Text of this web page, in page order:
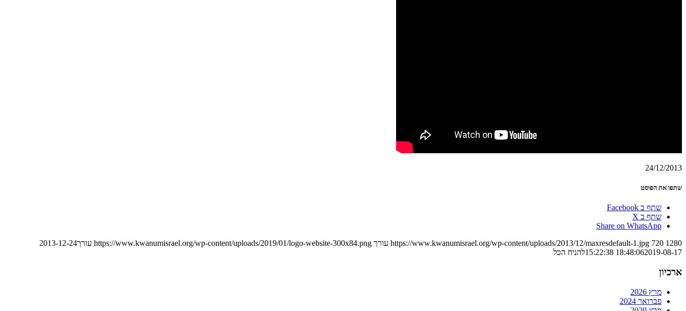
24/12/2013
שתפו את הפוסט
שתף ב Facebook
שתף ב X
Share on WhatsApp
https://www.kwanumisrael.org/wp-content/uploads/2013/12/maxresdefault-1.jpg 720 1280 עורך https://www.kwanumisrael.org/wp-content/uploads/2019/01/logo-website-300x84.png עורך2013-12-24
18:48:062019-08-17 15:22:38 להניח הכל
ארכיון
מרץ 2026
פברואר 2024